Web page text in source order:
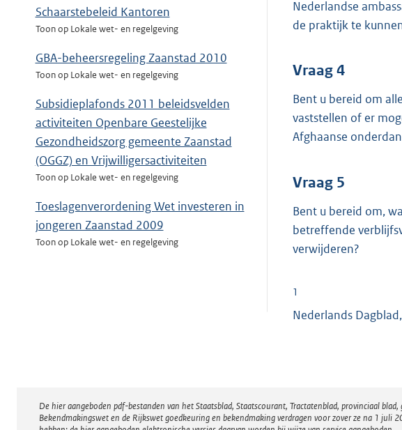
Schaarstebeleid Kantoren
Toon op Lokale wet- en regelgeving
GBA-beheersregeling Zaanstad 2010
Toon op Lokale wet- en regelgeving
Subsidieplafonds 2011 beleidsvelden
activiteiten Openbare Geestelijke
Gezondheidszorg gemeente Zaanstad
(OGGZ) en Vrijwilligersactiviteiten
Toon op Lokale wet- en regelgeving
Toeslagenverordening Wet investeren in
jongeren Zaanstad 2009
Toon op Lokale wet- en regelgeving
Nederlandse
de praktijk te
Vraag 4
Bent u bereid om
vaststellen of er
Afghaanse
Vraag 5
Bent u bereid om,
betreffende
verwijderen?
1
Nederlands
Disclaimer
De hier aangeboden pdf-bestanden van het Staatsblad, Staatscourant, Tractatenblad, provinciaal
Bekendmakingswet en de Rijkswet goedkeuring en bekendmaking verdragen voor zover ze na 1